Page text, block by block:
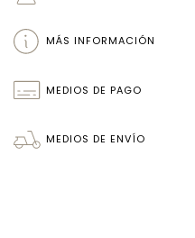
MÁS INFORMACIÓN
MEDIOS DE PAGO
MEDIOS DE ENVÍO